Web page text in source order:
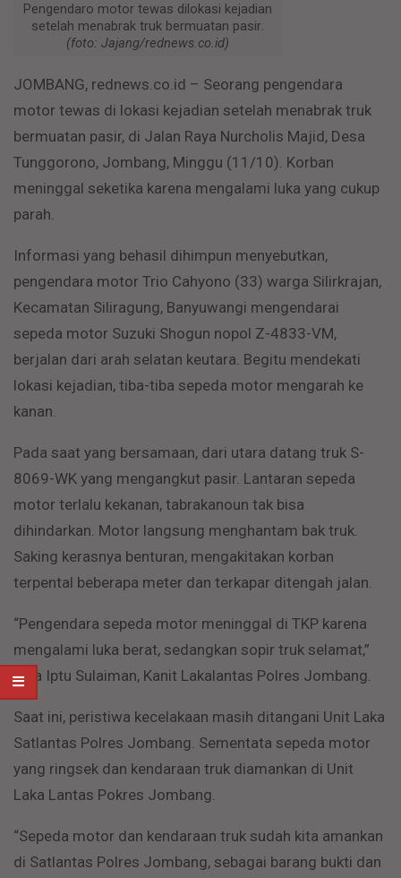
Pengendaro motor tewas dilokasi kejadian
setelah menabrak truk bermuatan pasir.
(foto: Jajang/rednews.co.id)
JOMBANG, rednews.co.id – Seorang pengendara
motor tewas di lokasi kejadian setelah menabrak truk
bermuatan pasir, di Jalan Raya Nurcholis Majid, Desa
Tunggorono, Jombang, Minggu (11/10). Korban
meninggal seketika karena mengalami luka yang cukup
parah.
Informasi yang behasil dihimpun menyebutkan,
pengendara motor Trio Cahyono (33) warga Silirkrajan,
Kecamatan Siliragung, Banyuwangi mengendarai
sepeda motor Suzuki Shogun nopol Z-4833-VM,
berjalan dari arah selatan keutara. Begitu mendekati
lokasi kejadian, tiba-tiba sepeda motor mengarah ke
kanan.
Pada saat yang bersamaan, dari utara datang truk S-
8069-WK yang mengangkut pasir. Lantaran sepeda
motor terlalu kekanan, tabrakanoun tak bisa
dihindarkan. Motor langsung menghantam bak truk.
Saking kerasnya benturan, mengakitakan korban
terpental beberapa meter dan terkapar ditengah jalan.
“Pengendara sepeda motor meninggal di TKP karena
mengalami luka berat, sedangkan sopir truk selamat,”
kata Iptu Sulaiman, Kanit Lakalantas Polres Jombang.
Saat ini, peristiwa kecelakaan masih ditangani Unit Laka
Satlantas Polres Jombang. Sementata sepeda motor
yang ringsek dan kendaraan truk diamankan di Unit
Laka Lantas Pokres Jombang.
“Sepeda motor dan kendaraan truk sudah kita amankan
di Satlantas Polres Jombang, sebagai barang bukti dan